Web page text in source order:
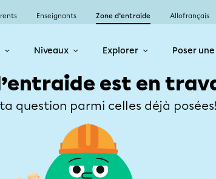
Enseignants Zone d’entraide Allofrançais
Niveaux Explorer Poser
est en
question parmi celles déjà posées!